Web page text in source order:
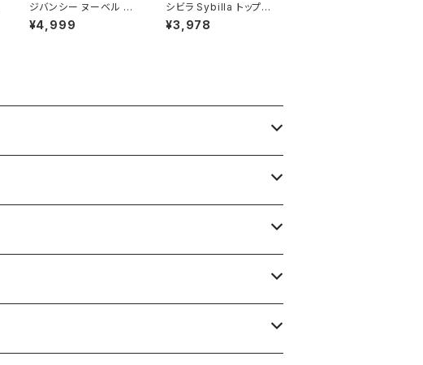
ジバンシー ヌーベル ブ
ティック GIVENCHY N
OUVELLE BOUTIQU
¥4,999
シビラ Sybilla トップス
カットソー 半袖 赤茶 4
0サイズ 900580
¥3,978